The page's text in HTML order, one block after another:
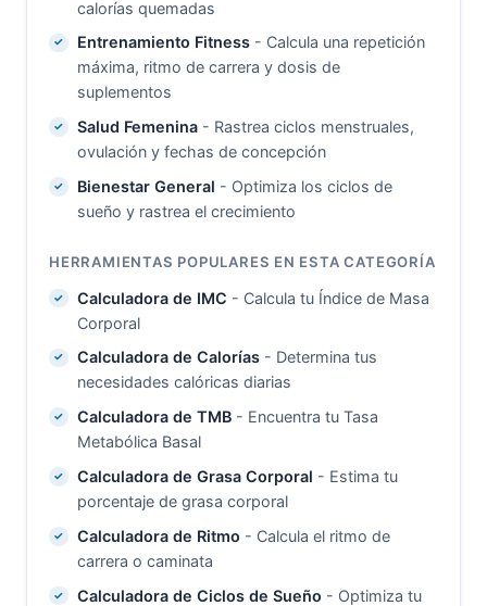
calorías quemadas
Entrenamiento Fitness- Calcula una repetición
máxima, ritmo de carrera y dosis de
suplementos
Salud Femenina- Rastrea ciclos menstruales,
ovulación y fechas de concepción
Bienestar General - Optimiza los ciclos de
sueño y rastrea el crecimiento
HERRAMIENTAS POPULARES EN ESTA CATEGORÍA
Calculadora de IMC - Calcula tu Índice de Masa
Corporal
Calculadora de Calorías- Determina tus
necesidades calóricas diarias
Calculadora de TMB- Encuentra tu Tasa
Metabólica Basal
Calculadora de Grasa Corporal - Estima tu
porcentaje de grasa corporal
Calculadora de Ritmo - Calcula el ritmo de
carrera o caminata
Calculadora de Ciclos de Sueño - Optimiza tu